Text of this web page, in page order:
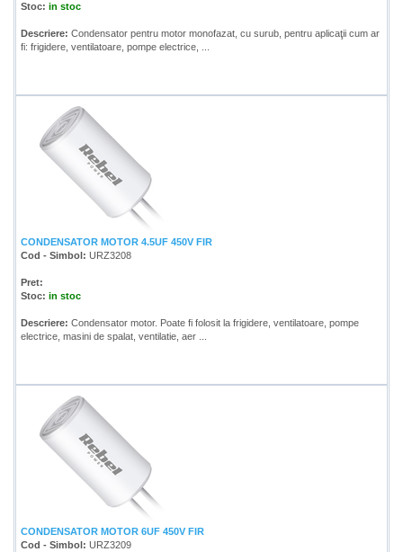
Stoc: in stoc
Descriere: Condensator pentru motor monofazat, cu surub, pentru aplicaţii cum ar
fi: frigidere, ventilatoare, pompe electrice, ...
CONDENSATOR MOTOR 4.5UF 450V FIR
Cod - Simbol: URZ3208
Pret:
Stoc: in stoc
Descriere: Condensator motor. Poate fi folosit la frigidere, ventilatoare, pompe
electrice, masini de spalat, ventilatie, aer ...
CONDENSATOR MOTOR 6UF 450V FIR
Cod - Simbol: URZ3209